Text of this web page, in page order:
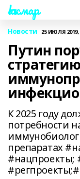
Һаҡмар
Новости 25 ИЮЛЯ 2019,
Путин
К 2025 году
потребности
препаратах
#нацпроекты;